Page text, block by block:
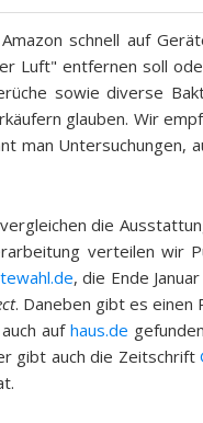
schnell auf
Luft" entfernen soll
sowie diverse
glauben. Wir
man Untersuchungen,
die
verteilen wir
, die Ende
. Daneben gibt es einen
aufhaus.de
gibt auch die Zeitschrift